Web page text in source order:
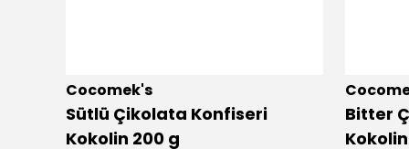
Cocomek's
Sütlü Çikolata Konfiseri
Kokolin 200 g
Bitter